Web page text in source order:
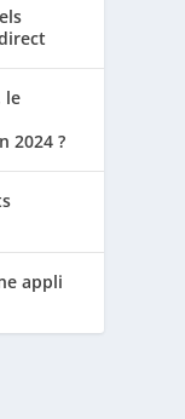
le
2024 ?
appli